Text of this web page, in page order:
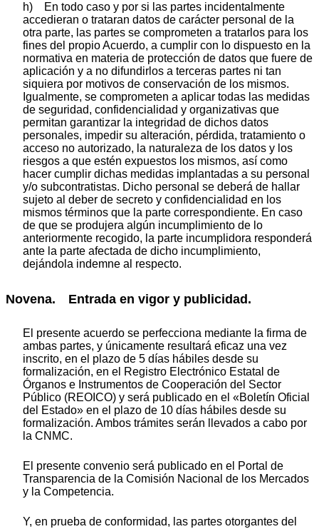
h) En todo caso y por si las partes incidentalmente
accedieran o trataran datos de carácter personal de la
otra parte, las partes se comprometen a tratarlos para los
fines del propio Acuerdo, a cumplir con lo dispuesto en la
normativa en materia de protección de datos que fuere de
aplicación y a no difundirlos a terceras partes ni tan
siquiera por motivos de conservación de los mismos.
Igualmente, se comprometen a aplicar todas las medidas
de seguridad, confidencialidad y organizativas que
permitan garantizar la integridad de dichos datos
personales, impedir su alteración, pérdida, tratamiento o
acceso no autorizado, la naturaleza de los datos y los
riesgos a que estén expuestos los mismos, así como
hacer cumplir dichas medidas implantadas a su personal
y/o subcontratistas. Dicho personal se deberá de hallar
sujeto al deber de secreto y confidencialidad en los
mismos términos que la parte correspondiente. En caso
de que se produjera algún incumplimiento de lo
anteriormente recogido, la parte incumplidora responderá
ante la parte afectada de dicho incumplimiento,
dejándola indemne al respecto.
Novena. Entrada en vigor y publicidad.
El presente acuerdo se perfecciona mediante la firma de
ambas partes, y únicamente resultará eficaz una vez
inscrito, en el plazo de 5 días hábiles desde su
formalización, en el Registro Electrónico Estatal de
Órganos e Instrumentos de Cooperación del Sector
Público (REOICO) y será publicado en el «Boletín Oficial
del Estado» en el plazo de 10 días hábiles desde su
formalización. Ambos trámites serán llevados a cabo por
la CNMC.
El presente convenio será publicado en el Portal de
Transparencia de la Comisión Nacional de los Mercados
y la Competencia.
Y, en prueba de conformidad, las partes otorgantes del